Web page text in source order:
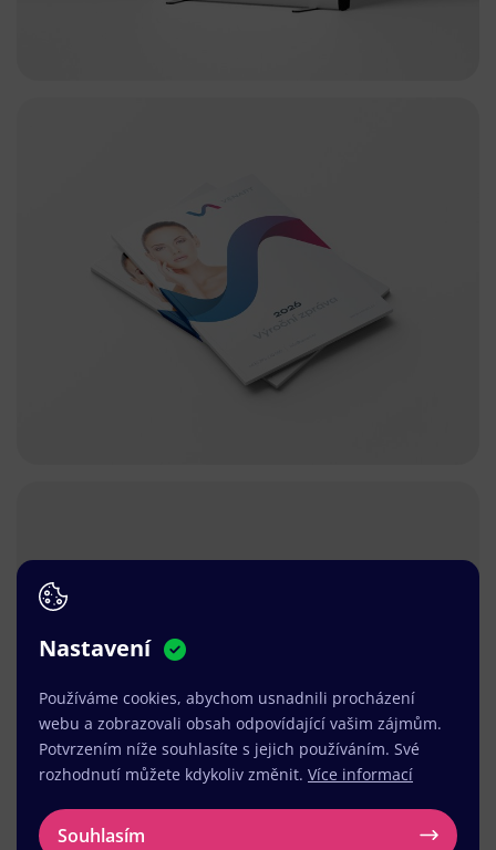
Nastavení
Používáme cookies, abychom usnadnili procházení
webu a zobrazovali obsah odpovídající vašim zájmům.
Potvrzením níže souhlasíte s jejich používáním. Své
rozhodnutí můžete kdykoliv změnit. Více informací
Souhlasím